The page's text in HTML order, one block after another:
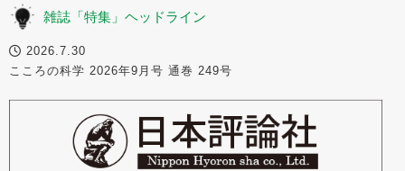
雑誌「特集」ヘッドライン
2026.7.30
こころの科学 2026年9月号 通巻 249号